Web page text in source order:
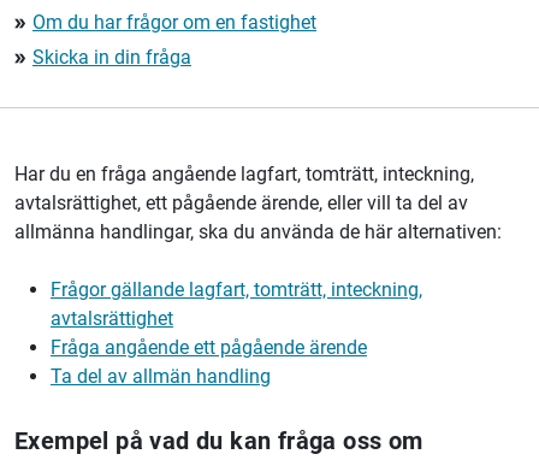
double_arrow Om du har frågor om en fastighet
double_arrow Skicka in din fråga
Har du en fråga angående lagfart, tomträtt, inteckning,
avtalsrättighet, ett pågående ärende, eller vill ta del av
allmänna handlingar, ska du använda de här alternativen:
Frågor gällande lagfart, tomträtt, inteckning,
avtalsrättighet
Fråga angående ett pågående ärende
Ta del av allmän handling
Exempel på vad du kan fråga oss om